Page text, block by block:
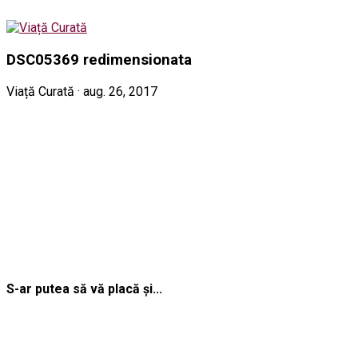
DSC05369 redimensionata
Viață Curată · aug. 26, 2017
S-ar putea să vă placă și...